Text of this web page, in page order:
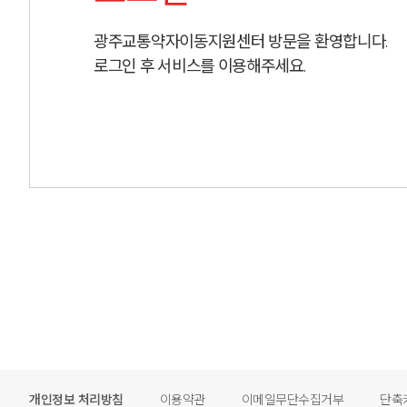
광주교통약자이동지원센터 방문을 환영합니다.
로그인 후 서비스를 이용해주세요.
개인정보 처리방침 이용약관 이메일무단수집거부 단축